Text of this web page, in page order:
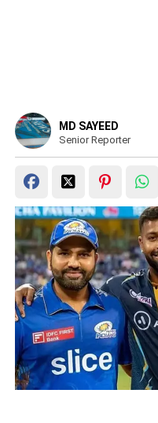
MD SAYEED
Senior Reporter